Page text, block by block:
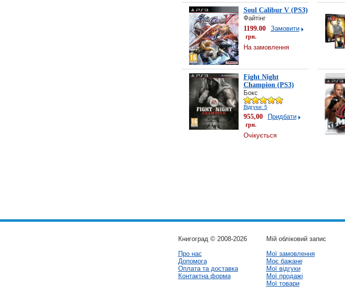
Soul Calibur V (PS3)
Файтінг
1199.00
грн.
Замовити
На замовлення
Fight Night
Champion (PS3)
Бокс
Відгуки: 5
955,00
грн.
Придбати
Очікується
Книгоград © 2008-2026
Про нас
Допомога
Оплата та доставка
Контактна форма
Мій обліковий запис
Мої замовлення
Моє бажане
Мої відгуки
Мої продажі
Мої товари